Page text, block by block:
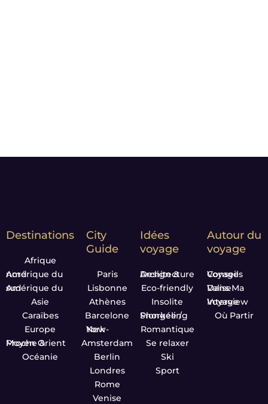
Destinations
Afrique
Amérique du nord
Amérique du sud
Asie
Caraïbes
Europe
Proche & Moyen Orient
Océanie
City
Guide
Paris
Lisbonne
Athènes
Barcelone
New-York
Amsterdam
Berlin
Londres
Rome
Venise
Idées
voyage
Design & Architecture
Eco-friendly
Insolite
Plongée / Snorkeling
Romantique
Se relaxer
Ski
Sport
Autour du
voyage
Conseils Voyage
Dans Ma Valise
Interview Voyage
Où Partir